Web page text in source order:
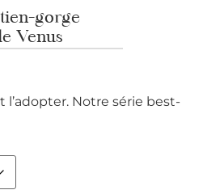
gorge
Venus
l’adopter. Notre série best-